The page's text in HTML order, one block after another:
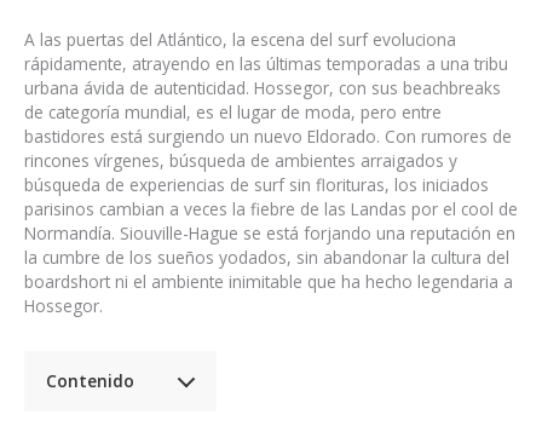
A las puertas del Atlántico, la escena del surf evoluciona
rápidamente, atrayendo en las últimas temporadas a una tribu
urbana ávida de autenticidad. Hossegor, con sus beachbreaks
de categoría mundial, es el lugar de moda, pero entre
bastidores está surgiendo un nuevo Eldorado. Con rumores de
rincones vírgenes, búsqueda de ambientes arraigados y
búsqueda de experiencias de surf sin florituras, los iniciados
parisinos cambian a veces la fiebre de las Landas por el cool de
Normandía. Siouville-Hague se está forjando una reputación en
la cumbre de los sueños yodados, sin abandonar la cultura del
boardshort ni el ambiente inimitable que ha hecho legendaria a
Hossegor.
Contenido